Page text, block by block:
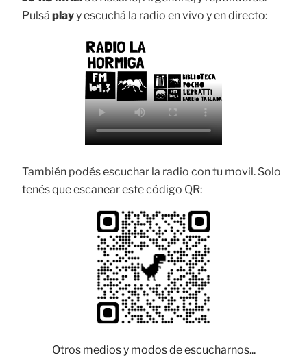
Pulsá playy escuchá la radio en vivo y en directo:
También podés escuchar la radio con tu movil. Solo
tenés que escanear este código QR:
Otros medios y modos de escucharnos...